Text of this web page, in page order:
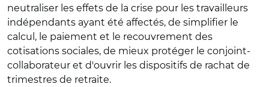
neutraliser les effets de la crise pour les travailleurs
indépendants ayant été affectés, de simplifier le
calcul, le paiement et le recouvrement des
cotisations sociales, de mieux protéger le conjoint-
collaborateur et d'ouvrir les dispositifs de rachat de
trimestres de retraite.